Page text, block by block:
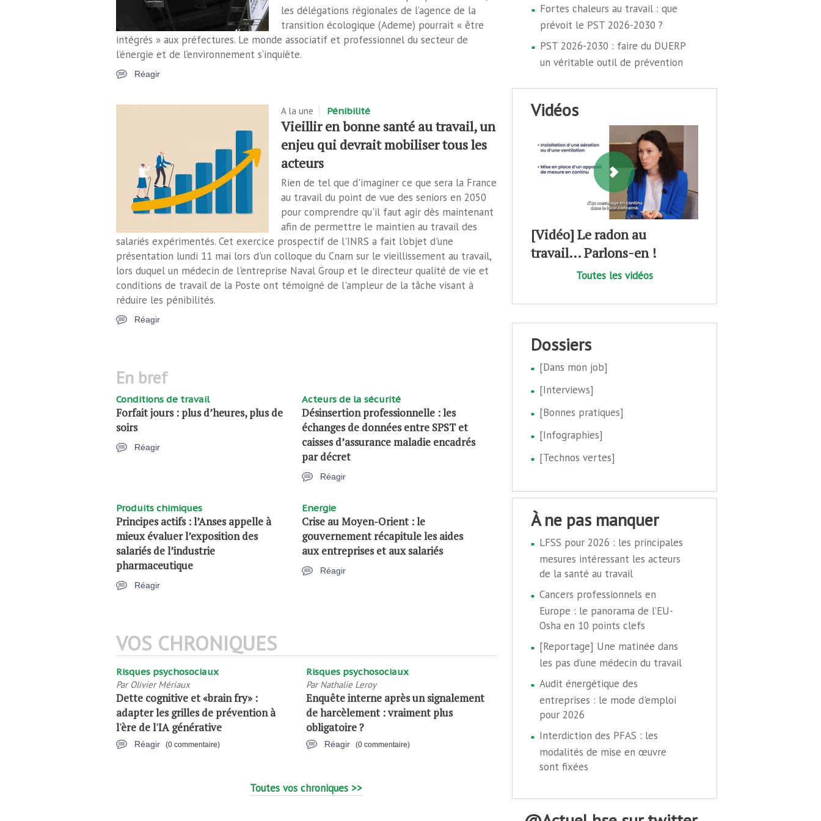
les délégations régionales de l’agence de la
transition écologique (Ademe) pourrait « être
intégrés » aux préfectures. Le monde associatif et professionnel du secteur de
l’énergie et de l’environnement s’inquiète.
Réagir
A la une Pénibilité
Vieillir en bonne santé au travail, un
enjeu qui devrait mobiliser tous les
acteurs
Rien de tel que d'imaginer ce que sera la France
au travail du point de vue des seniors en 2050
pour comprendre qu'il faut agir dès maintenant
afin de permettre le maintien au travail des
salariés expérimentés. Cet exercice prospectif de l'INRS a fait l'objet d'une
présentation lundi 11 mai lors d'un colloque du Cnam sur le vieillissement au travail,
lors duquel un médecin de l'entreprise Naval Group et le directeur qualité de vie et
conditions de travail de la Poste ont témoigné de l'ampleur de la tâche visant à
réduire les pénibilités.
Réagir
en bref
Conditions de travail
Forfait jours : plus d’heures, plus de
soirs
Réagir
Acteurs de la sécurité
Désinsertion professionnelle : les
échanges de données entre SPST et
caisses d’assurance maladie encadrés
par décret
Réagir
Produits chimiques
Principes actifs : l’Anses appelle à
mieux évaluer l’exposition des
salariés de l’industrie
pharmaceutique
Réagir
Energie
Crise au Moyen-Orient : le
gouvernement récapitule les aides
aux entreprises et aux salariés
Réagir
VOS CHRONIQUES
Risques psychosociaux
Par Olivier Mériaux
Dette cognitive et «brain fry» :
adapter les grilles de prévention à
l'ère de l'IA générative
Réagir (0 commentaire)
Risques psychosociaux
ParNathalie Leroy
Enquête interne après un signalement
de harcèlement : vraiment plus
obligatoire ?
Réagir (0 commentaire)
Toutes vos chroniques >>
Fortes chaleurs au travail : que
prévoit le PST 2026-2030 ?
PST 2026-2030 : faire du DUERP
un véritable outil de prévention
vidéos
[Vidéo] Le radon au
travail… Parlons-en !
Toutes les vidéos
dossiers
[Dans mon job]
[Interviews]
[Bonnes pratiques]
[Infographies]
[Technos vertes]
à ne pas manquer
LFSS pour 2026 : les principales
mesures intéressant les acteurs
de la santé au travail
Cancers professionnels en
Europe : le panorama de l’EU-
Osha en 10 points clefs
[Reportage] Une matinée dans
les pas d’une médecin du travail
Audit énergétique des
entreprises : le mode d'emploi
pour 2026
Interdiction des PFAS : les
modalités de mise en œuvre
sont fixées